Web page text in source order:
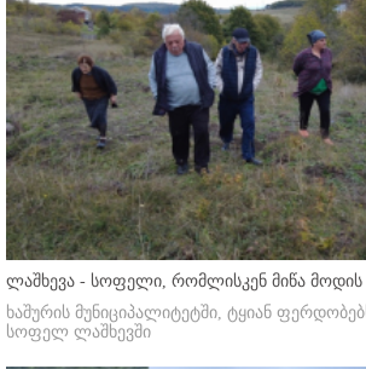
ლაშხევა - სოფელი, რომლისკენ მიწა მოდის
ხაშურის მუნიციპალიტეტში, ტყიან
სოფელ ლაშხევში